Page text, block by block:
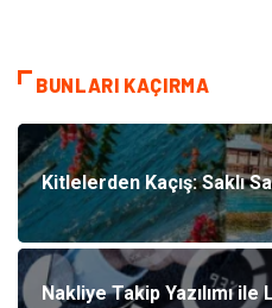
BUNLARI KAÇIRMA
Kitlelerden Kaçış: Saklı
Nakliye Takip Yazılımı